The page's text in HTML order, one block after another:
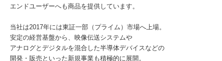
エンドユーザーへも商品を提供しています。
当社は2017年には東証一部（プライム）市場へ上場。
安定の経営基盤から、映像伝送システムや
アナログとデジタルを混合した半導体デバイスなどの
開発・販売といった新規事業も積極的に展開。